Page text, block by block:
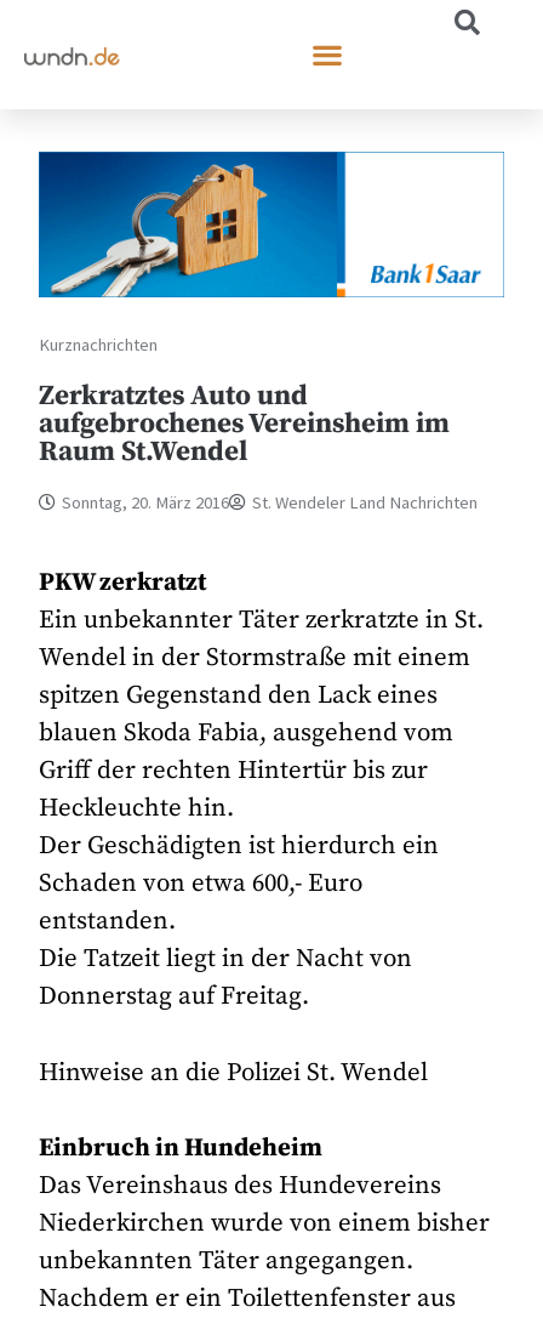
Kurznachrichten
Zerkratztes Auto und
aufgebrochenes Vereinsheim im
Raum St.Wendel
Sonntag, 20. März 2016 St. Wendeler Land Nachrichten
PKW zerkratzt
Ein unbekannter Täter zerkratzte in St.
Wendel in der Stormstraße mit einem
spitzen Gegenstand den Lack eines
blauen Skoda Fabia, ausgehend vom
Griff der rechten Hintertür bis zur
Heckleuchte hin.
Der Geschädigten ist hierdurch ein
Schaden von etwa 600,- Euro
entstanden.
Die Tatzeit liegt in der Nacht von
Donnerstag auf Freitag.
Hinweise an die Polizei St. Wendel
Einbruch in Hundeheim
Das Vereinshaus des Hundevereins
Niederkirchen wurde von einem bisher
unbekannten Täter angegangen.
Nachdem er ein Toilettenfenster aus